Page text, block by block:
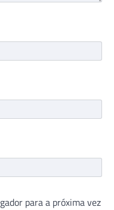
para a próxima vez